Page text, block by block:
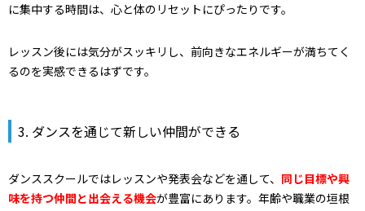
に集中する時間は、心と体のリセットにぴったりです。
レッスン後には気分がスッキリし、前向きなエネルギーが満ちてく
るのを実感できるはずです。
3. ダンスを通じて新しい仲間ができる
ダンススクールではレッスンや発表会などを通して、 同じ目標や興
味を持つ仲間と出会える機会が豊富にあります。年齢や職業の垣根